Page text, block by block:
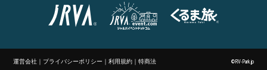
運営会社 ｜ プライバシーポリシー ｜利用規約 ｜特商法 ©RV-Park.jp